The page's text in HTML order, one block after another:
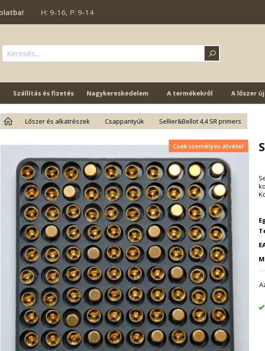
H: 9-16, P: 9-14
Szállítás és fizetés Nagykereskedelem A termékekről A lőszer
Lőszer és alkatrészek Csappantyúk Sellier&Bellot 4,4 SR primers
Csak személyes átvétel